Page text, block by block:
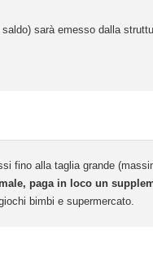
sarà emesso dalla
fino alla taglia grande
paga in loco un
bimbi e supermercato.